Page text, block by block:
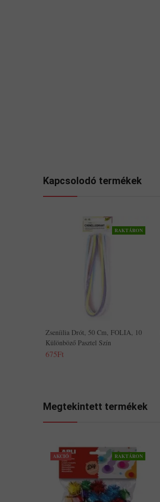
Kapcsolodó termékek
RAKTÁRON
Zseníilia Drót, 50 Cm, FOLIA, 10
Különböző Pasztel Szín
675Ft
Megtekintett termékek
AKCIÓ RAKTÁRON